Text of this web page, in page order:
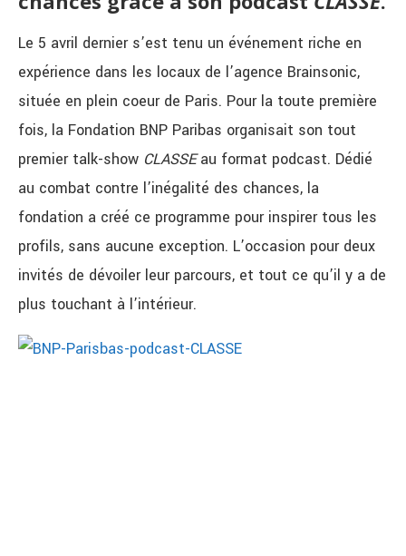
Le 5 avril dernier s’est tenu un événement riche en
expérience dans les locaux de l’agence Brainsonic,
située en plein coeur de Paris. Pour la toute première
fois, la Fondation BNP Paribas organisait son tout
premier talk-show CLASSEau format podcast. Dédié
au combat contre l’inégalité des chances, la
fondation a créé ce programme pour inspirer tous les
profils, sans aucune exception. L’occasion pour deux
invités de dévoiler leur parcours, et tout ce qu’il y a de
plus touchant à l’intérieur.